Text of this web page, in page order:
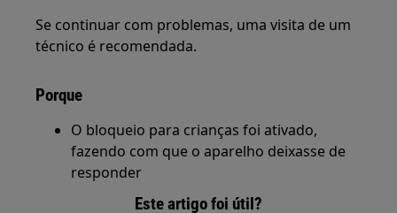
Se continuar com problemas, uma visita de um
técnico é recomendada.
Porque
O bloqueio para crianças foi ativado,
fazendo com que o aparelho deixasse de
responder
Este artigo foi útil?